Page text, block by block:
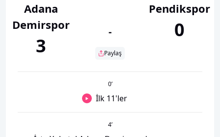
Adana
Demirspor
3
-
Paylaş
Pendikspor
0
0’
İlk 11'ler
4’